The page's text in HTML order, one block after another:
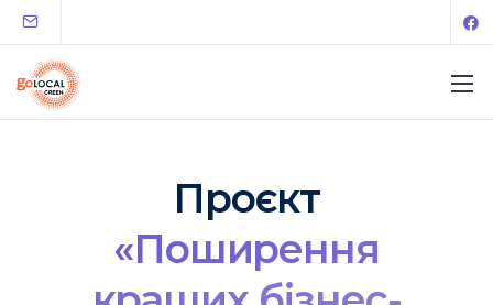
Проєкт
«Поширення